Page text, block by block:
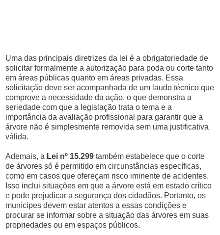
Uma das principais diretrizes da lei é a obrigatoriedade de
solicitar formalmente a autorização para poda ou corte tanto
em áreas públicas quanto em áreas privadas. Essa
solicitação deve ser acompanhada de um laudo técnico que
comprove a necessidade da ação, o que demonstra a
seriedade com que a legislação trata o tema e a
importância da avaliação profissional para garantir que a
árvore não é simplesmente removida sem uma justificativa
válida.
Ademais, a Lei nº 15.299 também estabelece que o corte
de árvores só é permitido em circunstâncias específicas,
como em casos que ofereçam risco iminente de acidentes.
Isso inclui situações em que a árvore está em estado crítico
e pode prejudicar a segurança dos cidadãos. Portanto, os
munícipes devem estar atentos a essas condições e
procurar se informar sobre a situação das árvores em suas
propriedades ou em espaços públicos.